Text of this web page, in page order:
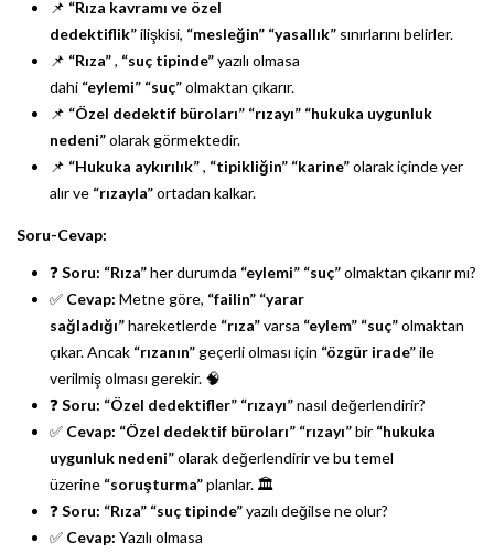
📌 “Rıza kavramı ve özel
dedektiflik”ilişkisi, “mesleğin” “yasallık” sınırlarını belirler.
📌 “Rıza”, “suç tipinde”yazılı olmasa
dahi “eylemi” “suç”olmaktan çıkarır.
📌 “Özel dedektif büroları” “rızayı” “hukuka uygunluk
nedeni”olarak görmektedir.
📌 “Hukuka aykırılık”, “tipikliğin” “karine”olarak içinde yer
alır ve “rızayla”ortadan kalkar.
Soru-Cevap:
❓Soru: “Rıza”her durumda “eylemi” “suç”olmaktan çıkarır mı?
✅ Cevap: Metne göre, “failin” “yarar
sağladığı”hareketlerde “rıza”varsa “eylem” “suç”olmaktan
çıkar. Ancak “rızanın”geçerli olması için “özgür irade”ile
verilmiş olması gerekir. 🧠
❓Soru: “Özel dedektifler” “rızayı”nasıl değerlendirir?
✅ Cevap: “Özel dedektif büroları” “rızayı”bir “hukuka
uygunluk nedeni”olarak değerlendirir ve bu temel
üzerine “soruşturma”planlar. 🏛️
❓Soru: “Rıza” “suç tipinde”yazılı değilse ne olur?
✅ Cevap: Yazılı olmasa